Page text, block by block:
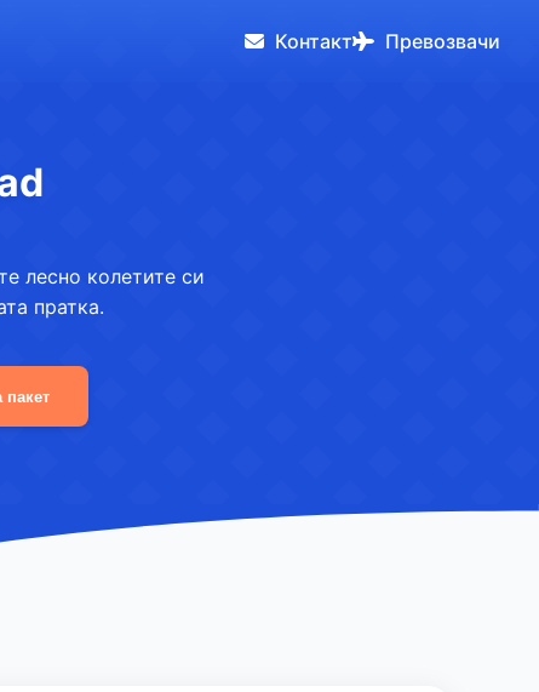
Контакт Превозвачи
лесно колетите си
пратка.
пакет